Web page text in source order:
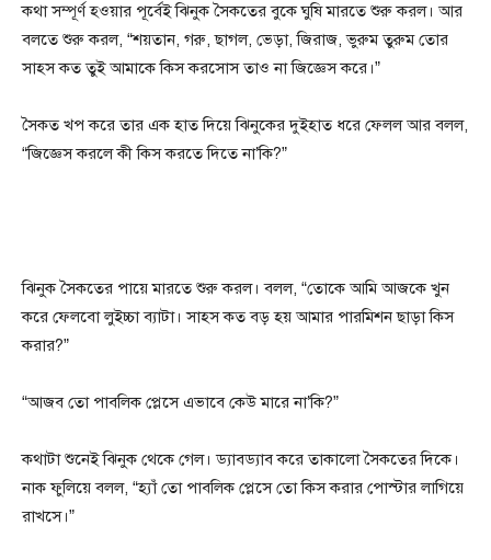
কথা সম্পূর্ণ হওয়ার পূর্বেই ঝিনুক সৈকতের বুকে ঘুষি মারতে শুরু করল। আর
বলতে শুরু করল, “শয়তান, গরু, ছাগল, ভেড়া, জিরাজ, ভুরুম তুরুম তোর
সাহস কত তুই আমাকে কিস করসোস তাও না জিজ্ঞেস করে।”
সৈকত খপ করে তার এক হাত দিয়ে ঝিনুকের দুইহাত ধরে ফেলল আর বলল,
“জিজ্ঞেস করলে কী কিস করতে দিতে না’কি?”
ঝিনুক সৈকতের পায়ে মারতে শুরু করল। বলল, “তোকে আমি আজকে খুন
করে ফেলবো লুইচ্চা ব্যাটা। সাহস কত বড় হয় আমার পারমিশন ছাড়া কিস
করার?”
“আজব তো পাবলিক প্লেসে এভাবে কেউ মারে না’কি?”
কথাটা শুনেই ঝিনুক থেকে গেল। ড্যাবড্যাব করে তাকালো সৈকতের দিকে।
নাক ফুলিয়ে বলল, “হ্যাঁ তো পাবলিক প্লেসে তো কিস করার পোস্টার লাগিয়ে
রাখসে।”